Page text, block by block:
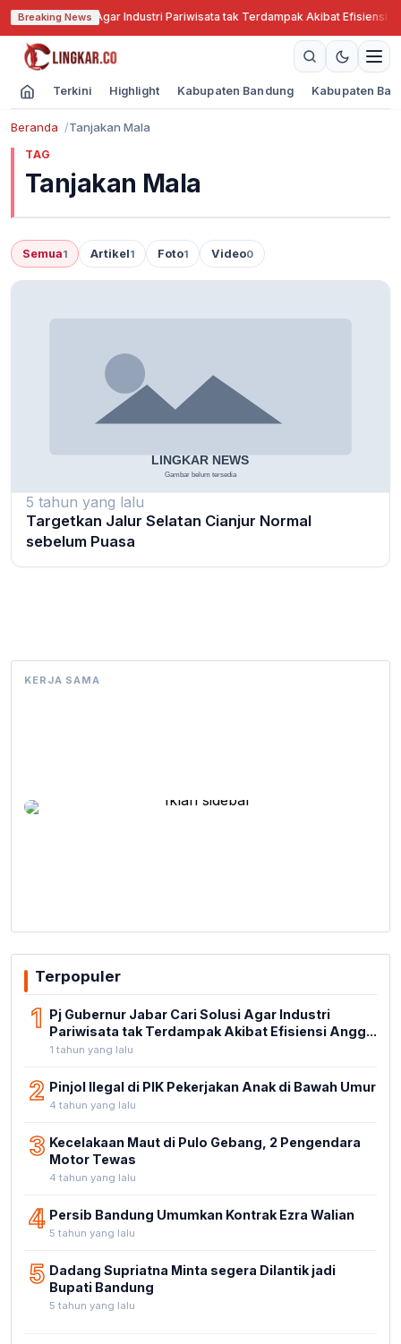
Breaking News
Cari Solusi Agar Industri Pariwisata tak Terdampak Akibat Efisiensi
Terkini Highlight Kabupaten Bandung Kabupaten
Beranda Tanjakan Mala
TAG
Tanjakan Mala
Semua1 Artikel1 Foto1 Video0
5 tahun yang lalu
Targetkan Jalur Selatan Cianjur Normal
sebelum Puasa
KERJA SAMA
Terpopuler
1 Pj Gubernur Jabar Cari Solusi Agar Industri
Pariwisata tak Terdampak Akibat Efisiensi Angg...
1 tahun yang lalu
2 Pinjol Ilegal di PIK Pekerjakan Anak di Bawah Umur
4 tahun yang lalu
3 Kecelakaan Maut di Pulo Gebang, 2 Pengendara
Motor Tewas
4 tahun yang lalu
4 Persib Bandung Umumkan Kontrak Ezra Walian
5 tahun yang lalu
5 Dadang Supriatna Minta segera Dilantik jadi
Bupati Bandung
5 tahun yang lalu